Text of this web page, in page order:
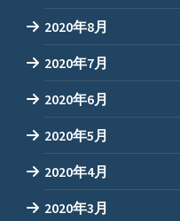
2020年8月
2020年7月
2020年6月
2020年5月
2020年4月
2020年3月